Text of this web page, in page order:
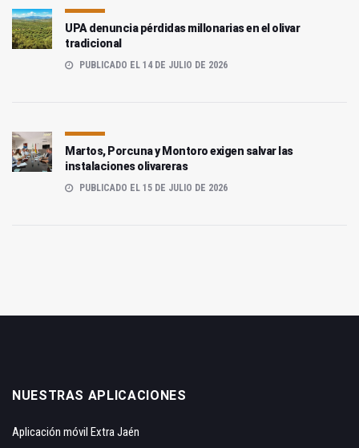
UPA denuncia pérdidas millonarias en el olivar
tradicional
PUBLICADO EL 14 DE JULIO DE 2026
Martos, Porcuna y Montoro exigen salvar las
instalaciones olivareras
PUBLICADO EL 15 DE JULIO DE 2026
NUESTRAS APLICACIONES
Aplicación móvil Extra Jaén